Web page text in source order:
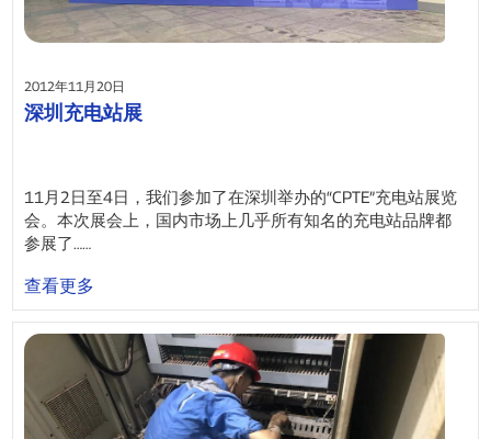
2012年11月20日
深圳充电站展
11月2日至4日，我们参加了在深圳举办的“CPTE”充电站展览
会。本次展会上，国内市场上几乎所有知名的充电站品牌都
参展了……
查看更多